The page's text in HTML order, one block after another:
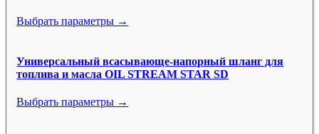
Выбрать параметры →
Универсальный всасывающе-напорный шланг для
топлива и масла OIL STREAM STAR SD
Выбрать параметры →